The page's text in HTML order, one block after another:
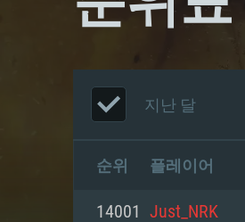
지난 달
순위 플레이어
14001 Just_NRK